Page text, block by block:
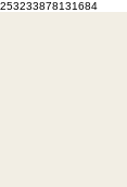
253233878131684